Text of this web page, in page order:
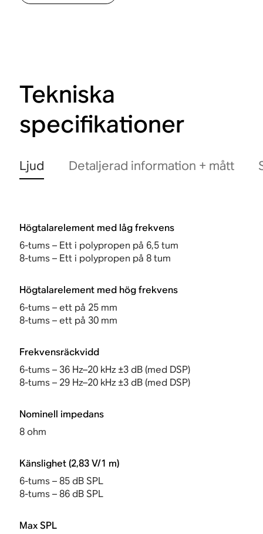
Tekniska
specifikationer
Ljud Detaljerad information + mått
Högtalarelement med låg frekvens
6-tums – Ett i polypropen på 6,5 tum
8-tums – Ett i polypropen på 8 tum
Högtalarelement med hög frekvens
6-tums – ett på 25 mm
8-tums – ett på 30 mm
Frekvensräckvidd
6-tums – 36 Hz–20 kHz ±3 dB (med DSP)
8-tums – 29 Hz–20 kHz ±3 dB (med DSP)
Nominell impedans
8 ohm
Känslighet (2,83 V/1 m)
6-tums – 85 dB SPL
8-tums – 86 dB SPL
Max SPL